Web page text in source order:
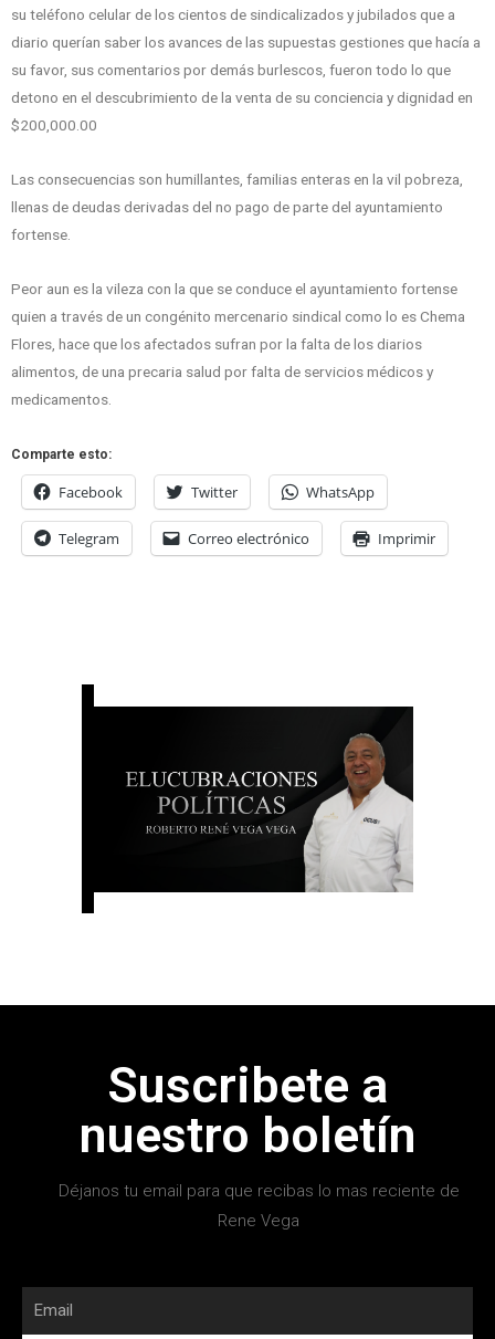
su teléfono celular de los cientos de sindicalizados y jubilados que a
diario querían saber los avances de las supuestas gestiones que hacía a
su favor, sus comentarios por demás burlescos, fueron todo lo que
detono en el descubrimiento de la venta de su conciencia y dignidad en
$200,000.00
Las consecuencias son humillantes, familias enteras en la vil pobreza,
llenas de deudas derivadas del no pago de parte del ayuntamiento
fortense.
Peor aun es la vileza con la que se conduce el ayuntamiento fortense
quien a través de un congénito mercenario sindical como lo es Chema
Flores, hace que los afectados sufran por la falta de los diarios
alimentos, de una precaria salud por falta de servicios médicos y
medicamentos.
Comparte esto:
Facebook Twitter WhatsApp
Telegram Correo electrónico Imprimir
Suscribete a
nuestro boletín
Déjanos tu email para que recibas lo mas reciente de
Rene Vega